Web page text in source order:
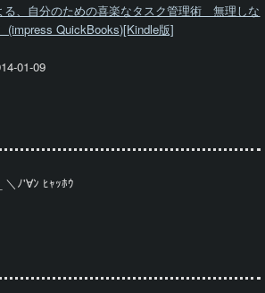
る、自分のための喜楽なタスク管理術 無理しな
(impress QuickBooks)[Kindle版]
01-09
＼ﾉ'∀ﾝ ﾋｬｯﾎｳ